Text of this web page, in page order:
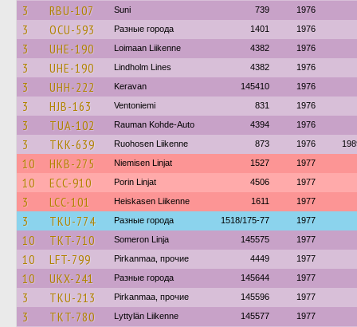
3 RBU-107 Suni 739 1976
3 OCU-593 Разные города 1401 1976
3 UHE-190 Loimaan Liikenne 4382 1976
3 UHE-190 Lindholm Lines 4382 1976
3 UHH-222 Keravan 145410 1976
3 HJB-163 Ventoniemi 831 1976
3 TUA-102 Rauman Kohde-Auto 4394 1976
3 TKK-639 Ruohosen Liikenne 873 1976
10 HKB-275 Niemisen Linjat 1527 1977
10 ECC-910 Porin Linjat 4506 1977
3 LCC-101 Heiskasen Liikenne 1611 1977
3 TKU-774 Разные города 1518/175-77 1977
10 TKT-710 Someron Linja 145575 1977
10 LFT-799 Pirkanmaa, прочие 4449 1977
10 UKX-241 Разные города 145644 1977
3 TKU-213 Pirkanmaa, прочие 145596 1977
3 TKT-780 Lyttylän Liikenne 145577 1977